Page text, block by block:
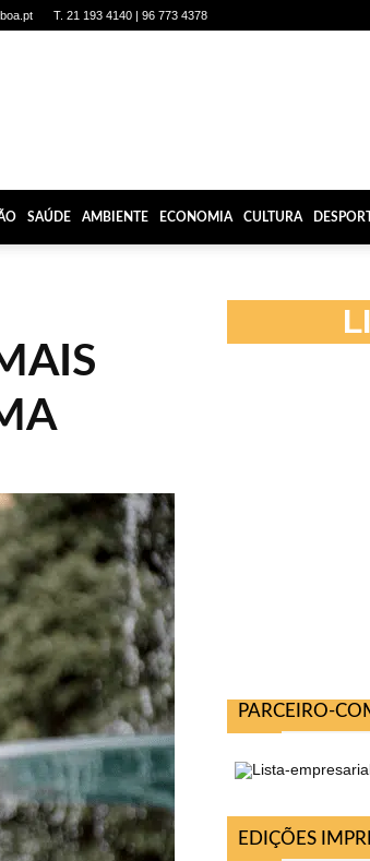
T. 21 193 4140 | 96 773 4378
SAÚDE AMBIENTE ECONOMIA CULTURA
PARCEIRO-
EDIÇÕES